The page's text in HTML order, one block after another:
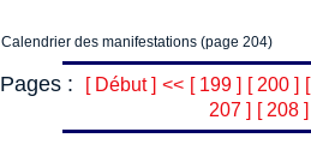
Calendrier des manifestations (page 204)
Pages : [ Début ] << [ 199 ] [ 200 ]
207 ] [ 208 ]